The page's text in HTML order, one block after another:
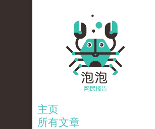
主页
所有文章